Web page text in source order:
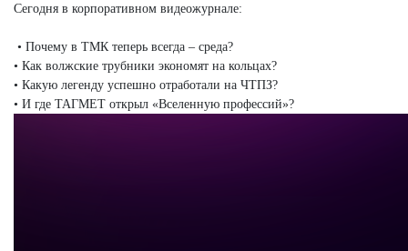
Сегодня в корпоративном видеожурнале:
• Почему в ТМК теперь всегда – среда?
• Как волжские трубники экономят на кольцах?
• Какую легенду успешно отработали на ЧТПЗ?
• И где ТАГМЕТ открыл «Вселенную профессий»?